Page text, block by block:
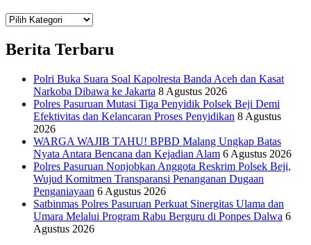
Teknologi
Berita Terbaru
Polri Buka Suara Soal Kapolresta Banda Aceh dan Kasat
Narkoba Dibawa ke Jakarta 8 Agustus 2026
Polres Pasuruan Mutasi Tiga Penyidik Polsek Beji Demi
Efektivitas dan Kelancaran Proses Penyidikan 8 Agustus
2026
WARGA WAJIB TAHU! BPBD Malang Ungkap Batas
Nyata Antara Bencana dan Kejadian Alam 6 Agustus 2026
Polres Pasuruan Nonjobkan Anggota Reskrim Polsek Beji,
Wujud Komitmen Transparansi Penanganan Dugaan
Penganiayaan 6 Agustus 2026
Satbinmas Polres Pasuruan Perkuat Sinergitas Ulama dan
Umara Melalui Program Rabu Berguru di Ponpes Dalwa 6
Agustus 2026